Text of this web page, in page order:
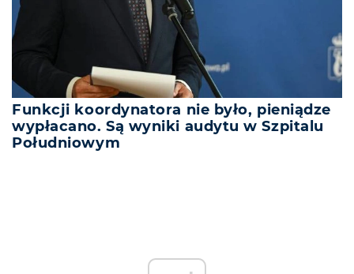
Funkcji koordynatora nie było, pieniądze
wypłacano. Są wyniki audytu w Szpitalu
Południowym